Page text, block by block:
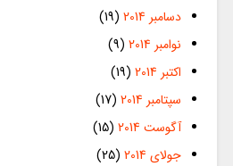
دسامبر 2014
(19)
نوامبر 2014
(9)
اکتبر 2014
(19)
سپتامبر 2014
(17)
آگوست 2014
(15)
جولای 2014
(25)